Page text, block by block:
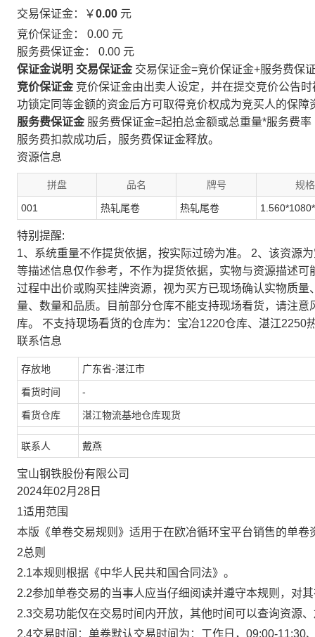
交易保证金：￥0.00 元
竞价保证金： 0.00 元
服务费保证金： 0.00 元
保证金说明 交易保证金 交易保证金=竞价保证金+服务费保
竞价保证金 竞价保证金由出卖人设定，并在提交竞价公告
功锁定同等金额的资金后方可取得竞价权成为竞买人的保障
服务费保证金 服务费保证金=起拍总金额或总重量*服务费率
服务费扣款成功后，服务费保证金释放。
资源信息
拼盘 品名 牌号 规格
001 热轧尾卷 热轧尾卷
特别提醒:
1、系统重量不作提货依据，按实际过磅为准。 2、该资源
等描述信息仅作参考，不作为提货依据，实物与资源描述
过程中出价或购买挂牌资源，视为买方已现场确认实物质
量、数量和品质。目前部分仓库不能支持现场看货，请注
库。 不支持现场看货的仓库为：宝冶1220仓库、湛江2250
联系信息
存放地 广东省-湛江市
看货时间 -
看货仓库 湛江物流基地仓库现货
联系人 戴燕
宝山钢铁股份有限公司
2024年02月28日
1适用范围
本版《单卷交易规则》适用于在欧冶循环宝平台销售的单卷
2总则
2.1本规则根据《中华人民共和国合同法》。
2.2参加单卷交易的当事人应当仔细阅读并遵守本规则，对
2.3交易功能仅在交易时间内开放，其他时间可以查询资源
2.4交易时间：单卷默认交易时间为：工作日，09:00-11:30